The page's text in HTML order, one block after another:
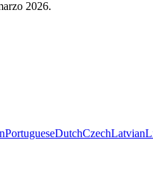
2026.
PortugueseDutchCzechLatvian